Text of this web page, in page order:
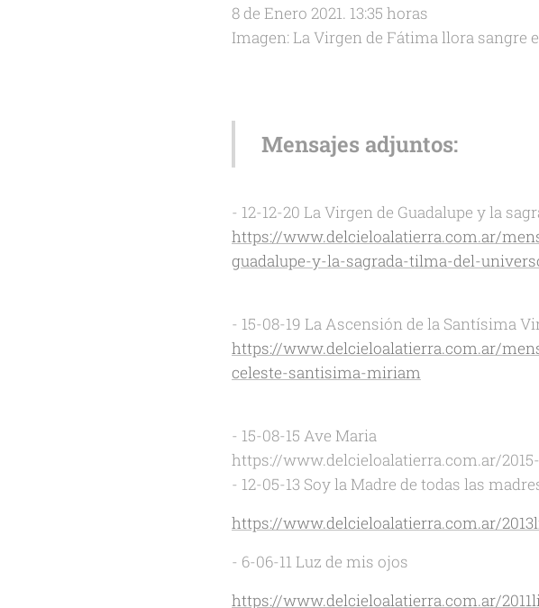
8 de Enero 2021. 13:35 horas
Imagen: La Virgen de Fátima llora sangre
Mensajes adjuntos:
- 12-12-20 La Virgen de Guadalupe y la
https://www.delcieloalatierra.com.ar/
guadalupe-y-la-sagrada-tilma-del-
- 15-08-19 La Ascensión de la Santísima
https://www.delcieloalatierra.com.ar/
celeste-santisima-miriam
- 15-08-15 Ave Maria
https://www.delcieloalatierra.com.ar/
- 12-05-13 Soy la Madre de todas las
https://www.delcieloalatierra.com.ar/
- 6-06-11 Luz de mis ojos
https://www.delcieloalatierra.com.ar/